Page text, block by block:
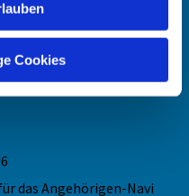
Cookies
das Angehörigen-Navi